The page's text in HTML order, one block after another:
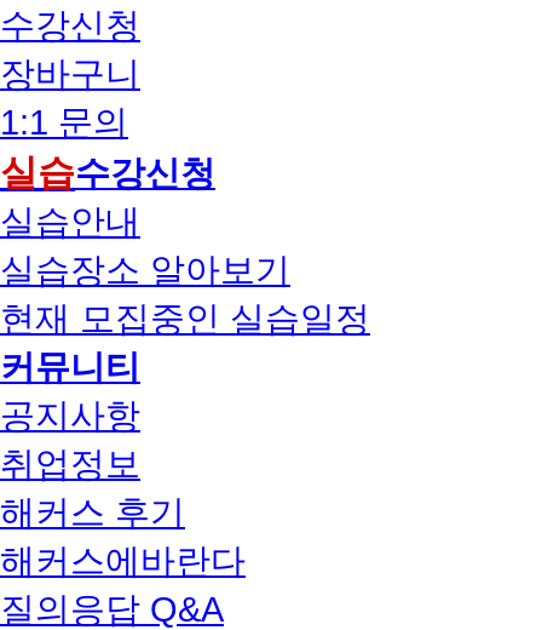
수강신청
장바구니
1:1 문의
실습수강신청
실습안내
실습장소 알아보기
현재 모집중인 실습일정
커뮤니티
공지사항
취업정보
해커스 후기
해커스에바란다
질의응답 Q&A